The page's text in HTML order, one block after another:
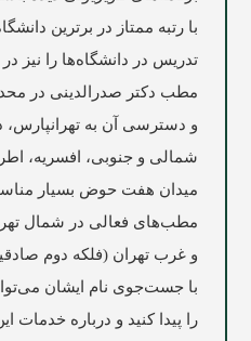
با رتبه ممتاز در برترین
تدریس در دانشگاه‌ها را نیز در
مطب دکتر صدرالدینی در
و دسترسی آن به
شمالی و جنوبی، افسریه،
میدان هفت حوض بسیار
مطب‌های فعالی در شمال
و غرب تهران (فلکه دوم
با جست‌جوی نام ایشان
را پیدا کنید و درباره